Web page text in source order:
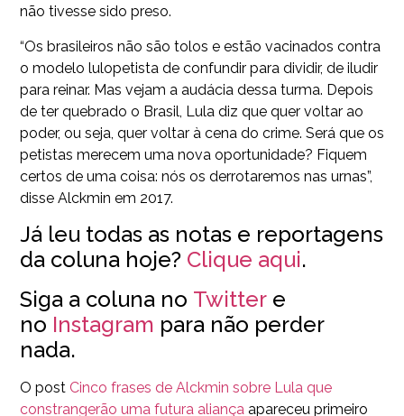
não tivesse sido preso.
“Os brasileiros não são tolos e estão vacinados contra
o modelo lulopetista de confundir para dividir, de iludir
para reinar. Mas vejam a audácia dessa turma. Depois
de ter quebrado o Brasil, Lula diz que quer voltar ao
poder, ou seja, quer voltar à cena do crime. Será que os
petistas merecem uma nova oportunidade? Fiquem
certos de uma coisa: nós os derrotaremos nas urnas”,
disse Alckmin em 2017.
Já leu todas as notas e reportagens
da coluna hoje? Clique aqui.
Siga a coluna no Twitter e
no Instagram para não perder
nada.
O post Cinco frases de Alckmin sobre Lula que
constrangerão uma futura aliança apareceu primeiro